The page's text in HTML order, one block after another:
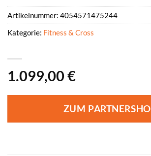
1.099,00 €
ZUM
Artikelnummer: 4054571475244
Kategorie: Fitness & Cross